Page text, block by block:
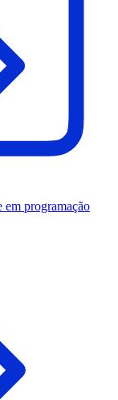
em programação